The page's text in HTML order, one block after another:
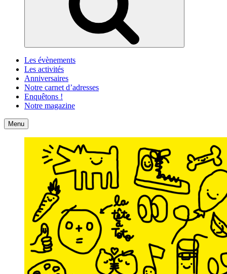
Les évènements
Les activités
Anniversaires
Notre carnet d’adresses
Enquêtons !
Notre magazine
Accueil
Menu Contact